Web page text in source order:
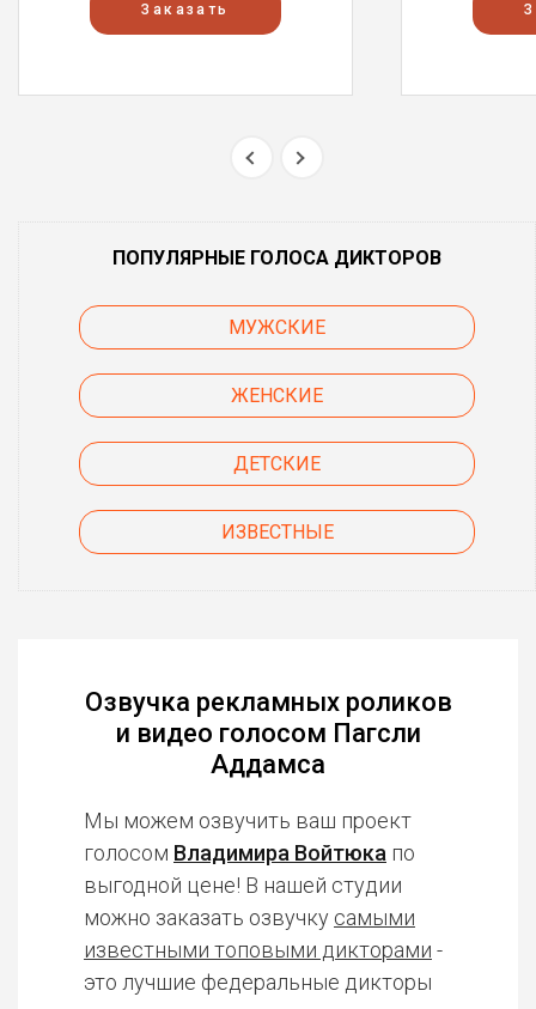
Заказать
ПОПУЛЯРНЫЕ ГОЛОСА ДИКТОРОВ
МУЖСКИЕ
ЖЕНСКИЕ
ДЕТСКИЕ
ИЗВЕСТНЫЕ
Озвучка рекламных роликов
и видео голосом Пагсли
Аддамса
Мы можем озвучить ваш проект
голосом Владимира Войтюка по
выгодной цене! В нашей студии
можно заказать озвучку самыми
известными топовыми дикторами -
это лучшие федеральные дикторы